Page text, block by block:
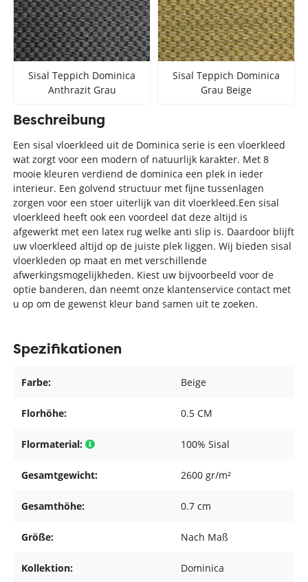
Sisal Teppich Dominica
Anthrazit Grau
Sisal Teppich Dominica
Grau Beige
Beschreibung
Een sisal vloerkleed uit de Dominica serie is een vloerkleed
wat zorgt voor een modern of natuurlijk karakter. Met 8
mooie kleuren verdiend de dominica een plek in ieder
interieur. Een golvend structuur met fijne tussenlagen
zorgen voor een stoer uiterlijk van dit vloerkleed.Een sisal
vloerkleed heeft ook een voordeel dat deze altijd is
afgewerkt met een latex rug welke anti slip is. Daardoor blijft
uw vloerkleed altijd op de juiste plek liggen. Wij bieden sisal
vloerkleden op maat en met verschillende
afwerkingsmogelijkheden. Kiest uw bijvoorbeeld voor de
optie banderen, dan neemt onze klantenservice contact met
u op om de gewenst kleur band samen uit te zoeken.
Spezifikationen
Farbe: Beige
Florhöhe: 0.5 CM
Flormaterial: 100% Sisal
Gesamtgewicht: 2600 gr/m²
Gesamthöhe: 0.7 cm
Größe: Nach Maß
Kollektion: Dominica